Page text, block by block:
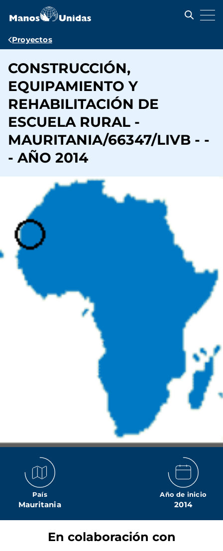
contenido
Ruta
navegación
Proyectos
CONSTRUCCIÓN,
EQUIPAMIENTO Y
REHABILITACIÓN DE
ESCUELA RURAL -
MAURITANIA/66347/LIVB - -
- AÑO 2014
País
Mauritania
Año de inicio
2014
En colaboración con